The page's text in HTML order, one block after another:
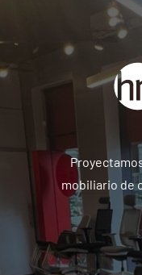
mobiliario de